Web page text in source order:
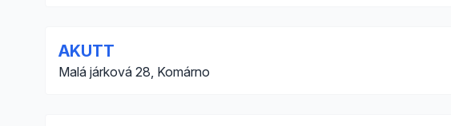
AKUTT
Malá járková 28, Komárno